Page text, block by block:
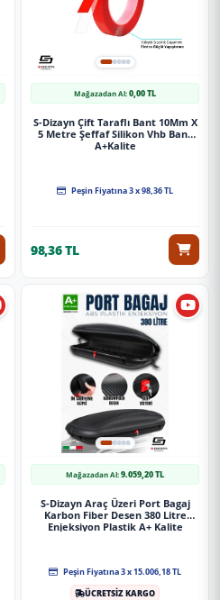
Mağazadan Al:0,00 TL
S-Dizayn Çift Taraflı Bant 10Mm X
5 Metre Şeffaf Silikon Vhb Bant
A+Kalite
Peşin Fiyatına 3 x 98,36 TL
98,36 TL
Mağazadan Al:9.059,20 TL
S-Dizayn Araç Üzeri Port Bagaj
Karbon Fiber Desen 380 Litre
Enjeksiyon Plastik A+ Kalite
Peşin Fiyatına 3 x 15.006,18 TL
ÜCRETSİZ KARGO